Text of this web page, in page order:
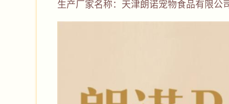
生产厂家名称：天津朗诺宠物食品有限公